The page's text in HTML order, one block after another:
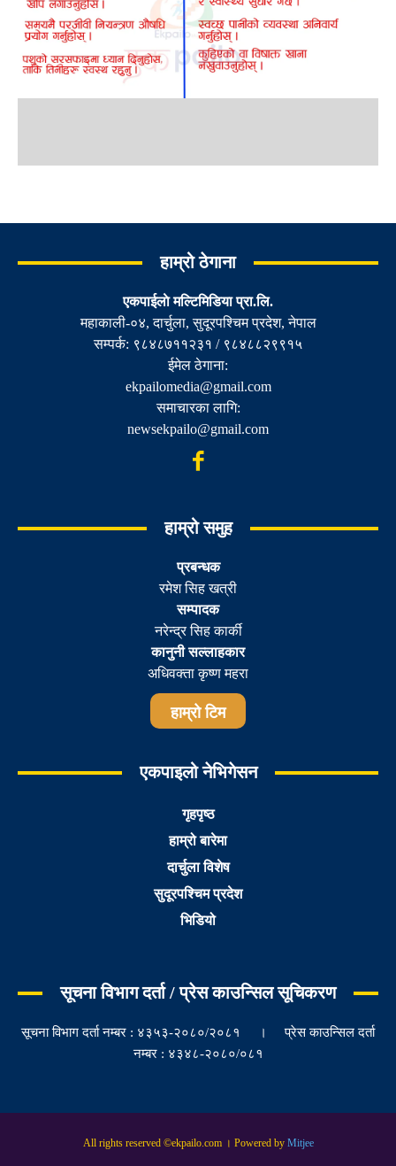
हाम्रो ठेगाना
एकपाईलाे मल्टिमिडिया प्रा.लि.
महाकाली-०४, दार्चुला, सुदूरपश्चिम प्रदेश, नेपाल
सम्पर्क: ९८४८७११२३१ / ९८४८८२९९१५
ईमेल ठेगाना:
ekpailomedia@gmail.com
समाचारका लागि:
newsekpailo@gmail.com
हाम्रो समुह
प्रबन्धक
रमेश सिह खत्री
सम्पादक
नरेन्द्र सिह कार्की
कानुनी सल्लाहकार
अधिवक्ता कृष्ण महरा
हाम्रो टिम
एकपाइलो नेभिगेसन
गृहपृष्ठ
हाम्रो बारेमा
दार्चुला विशेष
सुदूरपश्चिम प्रदेश
भिडियो
सूचना विभाग दर्ता / प्रेस काउन्सिल सूचिकरण
सूचना विभाग दर्ता नम्बर : ४३५३-२०८०/२०८१ । प्रेस काउन्सिल दर्ता
नम्बर : ४३४८-२०८०/०८१
All rights reserved ©ekpailo.com । Powered by Mitjee